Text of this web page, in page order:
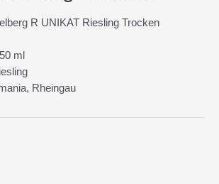
R UNIKAT Riesling Trocken
ml
Rheingau